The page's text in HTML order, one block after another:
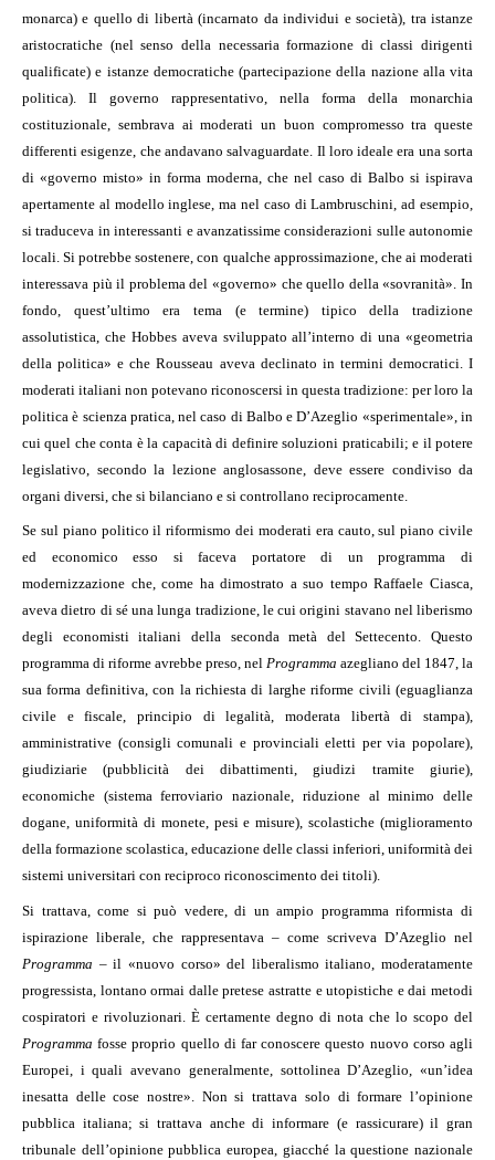
monarca) e quello di libertà (incarnato da individui e società), tra istanze
aristocratiche (nel senso della necessaria formazione di classi dirigenti
qualificate) e istanze democratiche (partecipazione della nazione alla vita
politica). Il governo rappresentativo, nella forma della monarchia
costituzionale, sembrava ai moderati un buon compromesso tra queste
differenti esigenze, che andavano salvaguardate. Il loro ideale era una sorta
di «governo misto» in forma moderna, che nel caso di Balbo si ispirava
apertamente al modello inglese, ma nel caso di Lambruschini, ad esempio,
si traduceva in interessanti e avanzatissime considerazioni sulle autonomie
locali. Si potrebbe sostenere, con qualche approssimazione, che ai moderati
interessava più il problema del «governo» che quello della «sovranità». In
fondo, quest’ultimo era tema (e termine) tipico della tradizione
assolutistica, che Hobbes aveva sviluppato all’interno di una «geometria
della politica» e che Rousseau aveva declinato in termini democratici. I
moderati italiani non potevano riconoscersi in questa tradizione: per loro la
politica è scienza pratica, nel caso di Balbo e D’Azeglio «sperimentale», in
cui quel che conta è la capacità di definire soluzioni praticabili; e il potere
legislativo, secondo la lezione anglosassone, deve essere condiviso da
organi diversi, che si bilanciano e si controllano reciprocamente.
Se sul piano politico il riformismo dei moderati era cauto, sul piano civile
ed economico esso si faceva portatore di un programma di
modernizzazione che, come ha dimostrato a suo tempo Raffaele Ciasca,
aveva dietro di sé una lunga tradizione, le cui origini stavano nel liberismo
degli economisti italiani della seconda metà del Settecento. Questo
programma di riforme avrebbe preso, nel Programma azegliano del 1847, la
sua forma definitiva, con la richiesta di larghe riforme civili (eguaglianza
civile e fiscale, principio di legalità, moderata libertà di stampa),
amministrative (consigli comunali e provinciali eletti per via popolare),
giudiziarie (pubblicità dei dibattimenti, giudizi tramite giurie),
economiche (sistema ferroviario nazionale, riduzione al minimo delle
dogane, uniformità di monete, pesi e misure), scolastiche (miglioramento
della formazione scolastica, educazione delle classi inferiori, uniformità dei
sistemi universitari con reciproco riconoscimento dei titoli).
Si trattava, come si può vedere, di un ampio programma riformista di
ispirazione liberale, che rappresentava – come scriveva D’Azeglio nel
Programma – il «nuovo corso» del liberalismo italiano, moderatamente
progressista, lontano ormai dalle pretese astratte e utopistiche e dai metodi
cospiratori e rivoluzionari. È certamente degno di nota che lo scopo del
Programma fosse proprio quello di far conoscere questo nuovo corso agli
Europei, i quali avevano generalmente, sottolinea D’Azeglio, «un’idea
inesatta delle cose nostre». Non si trattava solo di formare l’opinione
pubblica italiana; si trattava anche di informare (e rassicurare) il gran
tribunale dell’opinione pubblica europea, giacché la questione nazionale